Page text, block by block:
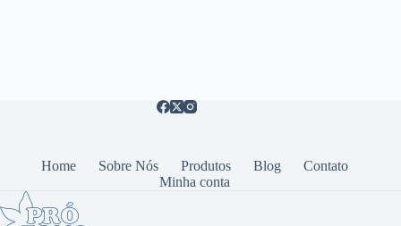
Home Sobre Nós Produtos Blog
Contato
Minha conta